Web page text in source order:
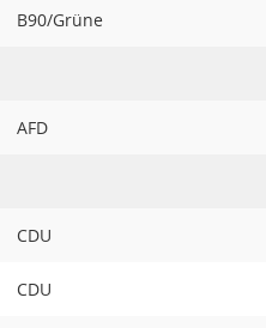
B90/Grüne
AFD
CDU
CDU